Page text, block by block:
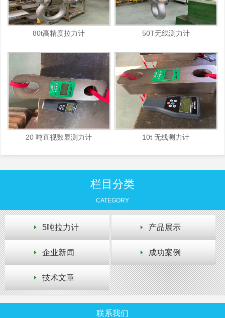
80t高精度拉力计 50T无线测力计
20 吨直视数显测力计 10t 无线测力计
栏目分类
CATEGORY
5吨拉力计 产品展示
企业新闻 成功案例
技术文章
联系我们